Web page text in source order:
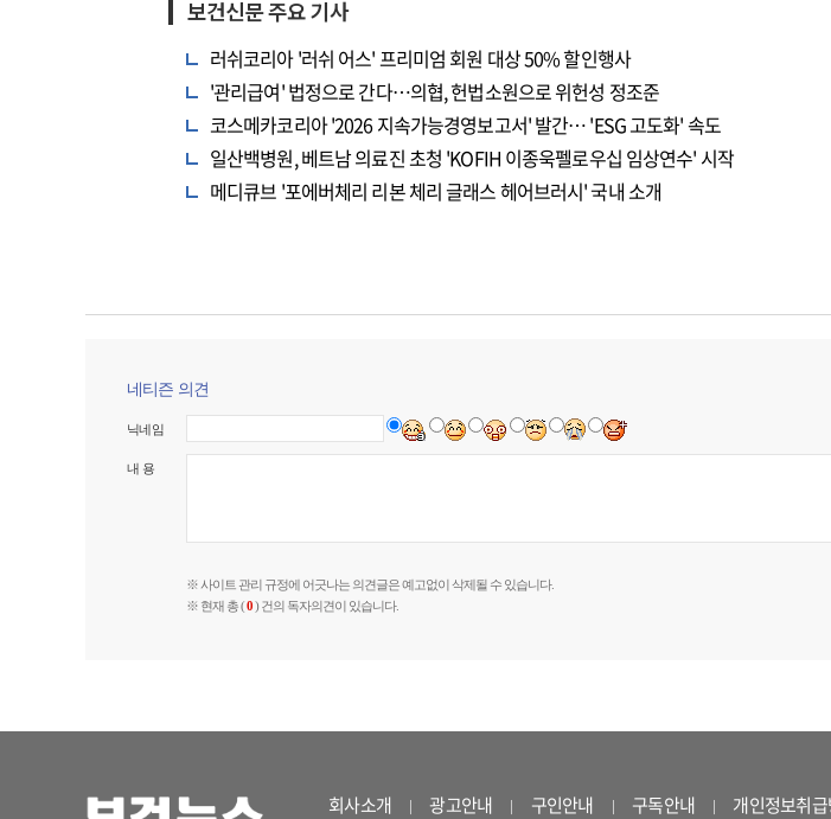
보건신문 주요 기사
러쉬코리아 '러쉬 어스' 프리미엄 회원 대상 50% 할인행사
'관리급여' 법정으로 간다…의협, 헌법소원으로 위헌성 정조준
코스메카코리아 '2026 지속가능경영보고서' 발간… 'ESG 고도화' 속도
일산백병원, 베트남 의료진 초청 'KOFIH 이종욱펠로우십 임상연수' 시작
메디큐브 '포에버체리 리본 체리 글래스 헤어브러시' 국내 소개
네티즌 의견
닉네임
내 용
※ 사이트 관리 규정에 어긋나는 의견글은 예고없이 삭제될 수 있습니다.
※ 현재 총 (0) 건의 독자의견이 있습니다.
회사소개 광고안내 구인안내 구독안내 개인정보취